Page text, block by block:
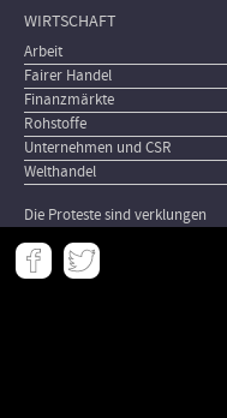
WIRTSCHAFT
Arbeit
Fairer Handel
Finanzmärkte
Rohstoffe
Unternehmen und CSR
Welthandel
Die Proteste sind verklungen
Meta
-